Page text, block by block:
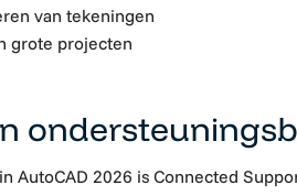
van tekeningen
grote projecten
AutoCAD 2026 is Connected